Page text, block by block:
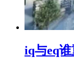
iq与eq